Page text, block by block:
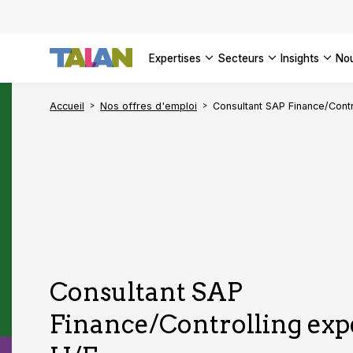
expertises secteurs insights
VOIR
VOIR
Accueil Nos offres d'emploi Consultant SAP Finance/
Consultant SAP
Finance/Controlling